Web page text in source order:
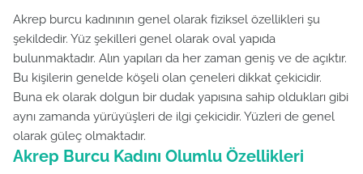
Akrep burcu kadınının genel olarak fiziksel özellikleri şu
şekildedir. Yüz şekilleri genel olarak oval yapıda
bulunmaktadır. Alın yapıları da her zaman geniş ve de açıktır.
Bu kişilerin genelde köşeli olan çeneleri dikkat çekicidir.
Buna ek olarak dolgun bir dudak yapısına sahip oldukları gibi
aynı zamanda yürüyüşleri de ilgi çekicidir. Yüzleri de genel
olarak güleç olmaktadır.
Akrep Burcu Kadını Olumlu Özellikleri